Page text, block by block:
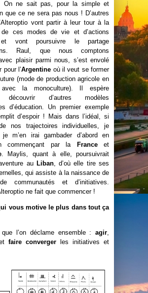
On ne sait pas, pour la simple et
que ce ne sera pas nous ! D’autres
vont partir à leur tour à la
de ces modes de vie et d’actions
et vont poursuivre le partage
Raul, que nous comptons
plaisir parmi nous, s’est envolé
pour l’Argentine où il veut se former
(mode de production agricole en
avec la monoculture). Il espère
découvrir d’autres modèles
d’éducation. Un premier exemple
d’espoir ! Mais dans l’idéal, si
nos trajectoires individuelles, je
m’en irai gambader d’abord en
commençant par la
Franceet
. Maylis, quant à elle, poursuivrait
au Liban, d’où elle tire ses
qui assiste à la naissance de
communautés et d’initiatives.
ne fait que commencer !
vous motive le plus dans tout ça
l’on déclame ensemble : agir,
faire converger les initiatives et